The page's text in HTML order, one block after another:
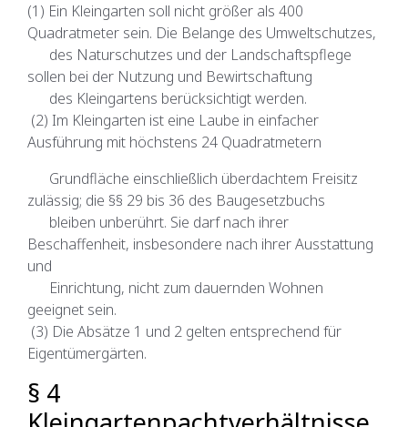
(1) Ein Kleingarten soll nicht größer als 400
Quadratmeter sein. Die Belange des Umweltschutzes,
des Naturschutzes und der Landschaftspflege
sollen bei der Nutzung und Bewirtschaftung
des Kleingartens berücksichtigt werden.
(2) Im Kleingarten ist eine Laube in einfacher
Ausführung mit höchstens 24 Quadratmetern
Grundfläche einschließlich überdachtem Freisitz
zulässig; die §§ 29 bis 36 des Baugesetzbuchs
bleiben unberührt. Sie darf nach ihrer
Beschaffenheit, insbesondere nach ihrer Ausstattung
und
Einrichtung, nicht zum dauernden Wohnen
geeignet sein.
(3) Die Absätze 1 und 2 gelten entsprechend für
Eigentümergärten.
§ 4